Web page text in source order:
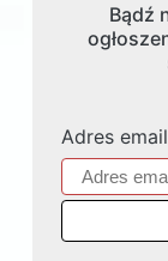
Bądź
Adres email